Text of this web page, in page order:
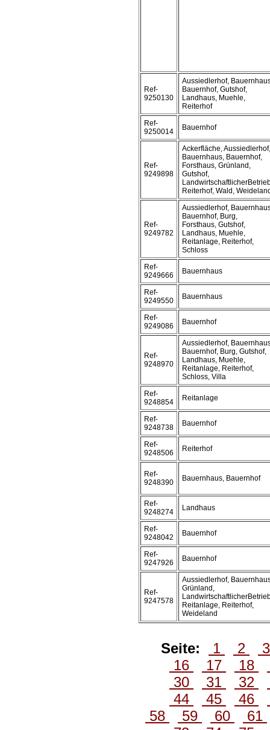
Ref-
9250130
Aussiedlerhof,
Bauernhof, Gutshof,
Landhaus, Muehle,
Reiterhof
Ref-
9250014
Bauernhof
Ref-
9249898
Ackerfläche, Aussiedlerhof,
Bauernhaus, Bauernhof,
Forsthaus, Grünland,
Gutshof,
Reiterhof, Wald,
Ref-
9249782
Aussiedlerhof,
Bauernhof, Burg,
Forsthaus, Gutshof,
Landhaus, Muehle,
Reitanlage, Reiterhof,
Schloss
Ref-
9249666
Bauernhaus
Ref-
9249550
Bauernhaus
Ref-
9249086
Bauernhof
Ref-
9248970
Aussiedlerhof,
Bauernhof, Burg, Gutshof,
Landhaus, Muehle,
Reitanlage, Reiterhof,
Schloss, Villa
Ref-
9248854
Reitanlage
Ref-
9248738
Bauernhof
Ref-
9248506
Reiterhof
Ref-
9248390
Bauernhaus, Bauernhof
Ref-
9248274
Landhaus
Ref-
9248042
Bauernhof
Ref-
9247926
Bauernhof
Ref-
9247578
Aussiedlerhof,
Grünland,
Reitanlage, Reiterhof,
Weideland
Seite: 1 2
16
17 18
30
31 32
44
45 46
58
59 60
61